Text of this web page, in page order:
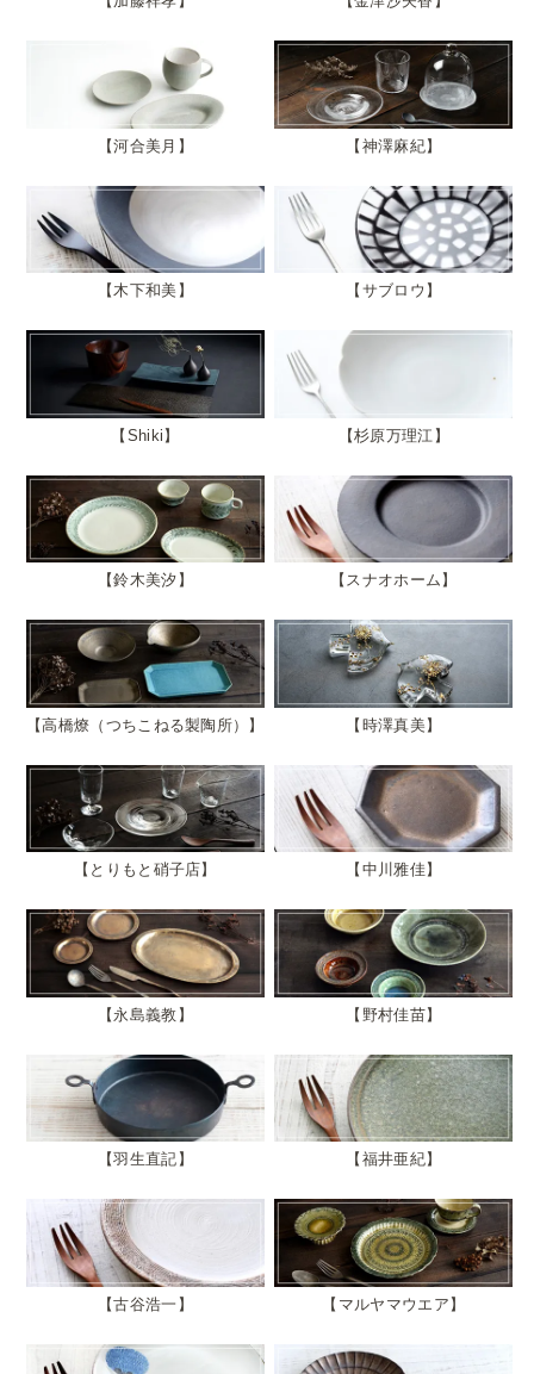
河合美月 神澤麻紀
木下和美 サブロウ
Shiki 杉原万理江
鈴木美汐 スナオホーム
高橋燎（つちこねる製陶所） 時澤真美
とりもと硝子店 中川雅佳
永島義教 野村佳苗
羽生直記 福井亜紀
古谷浩一 マルヤマウエア